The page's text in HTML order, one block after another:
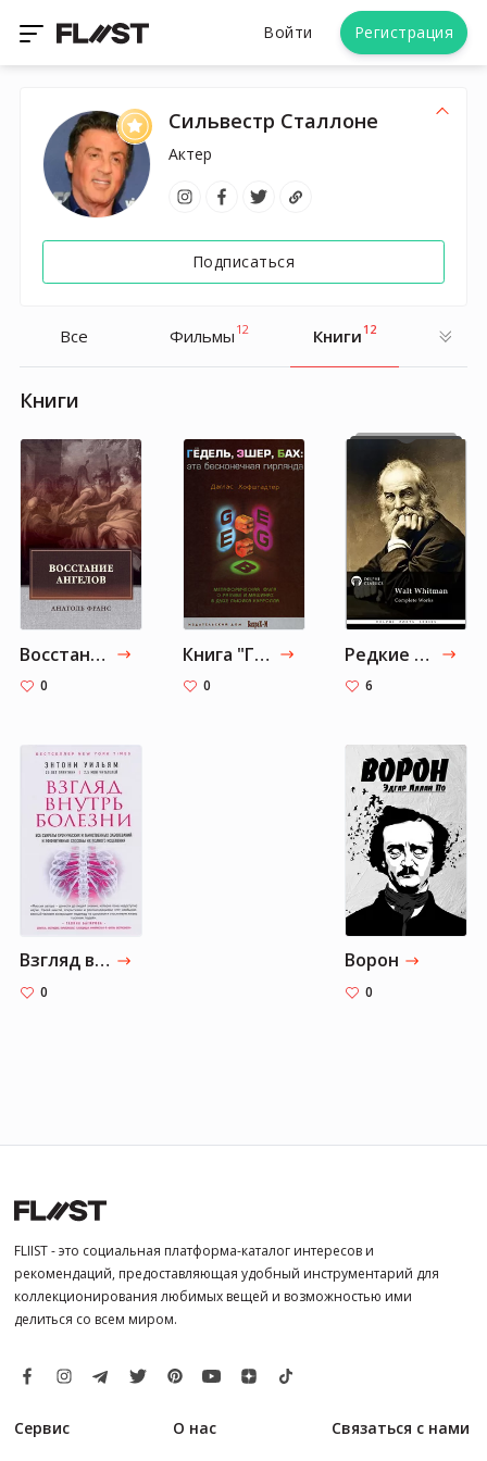
Войти Регистрация
Сильвестр Сталлоне
Актер
Подписаться
Все Фильмы 12 Книги 12
Книги
Восстание ангелов
0
Книга "Гедель, Эшер, Бах. Эта бесконечная гирлянда"
0
Редкие и коллекционные книги Сильвестра Сталлоне
6
Взгляд внутрь болезни
0
Ворон
0
FLIIST - это социальная платформа-каталог интересов и
рекомендаций, предоставляющая удобный инструментарий для
коллекционирования любимых вещей и возможностью ими
делиться со всем миром.
Сервис О нас Связаться с нами